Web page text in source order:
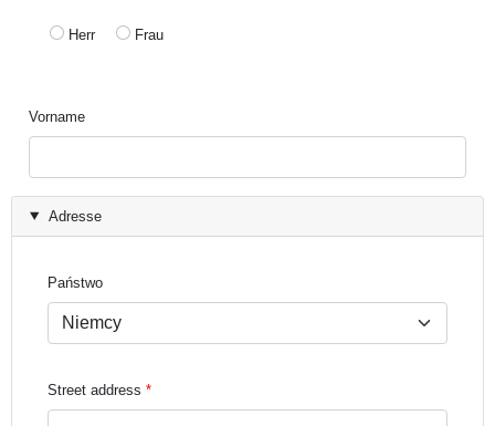
Herr Frau
Vorname
Adresse
Państwo
Street address